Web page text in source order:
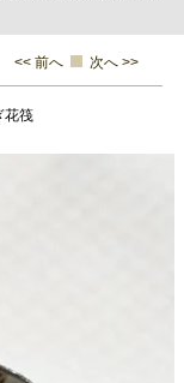
<< 前へ 次へ >>
花筏